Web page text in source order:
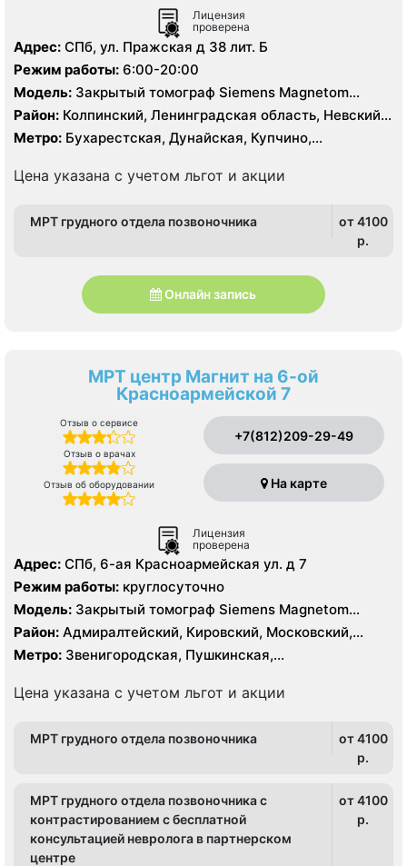
Лицензия
проверена
Адрес: СПб, ул. Пражская д 38 лит. Б
Режим работы: 6:00-20:00
Модель: Закрытый томограф Siemens Magnetom
Symphony 1.5 Тесла
Район: Колпинский, Ленинградская область, Невский,
Фрунзенский
Метро: Бухарестская, Дунайская, Купчино,
Рыбацкое, Улица Дыбенко
Цена указана с учетом льгот и акции
МРТ грудного отдела позвоночника
от 4100
p.
Онлайн запись
МРТ центр Магнит на 6-ой
Красноармейской 7
Отзыв о сервисе
Отзыв о врачах
Отзыв об оборудовании
+7(812)209-29-49
На карте
Лицензия
проверена
Адрес: СПб, 6-ая Красноармейская ул. д 7
Режим работы: круглосуточно
Модель: Закрытый томограф Siemens Magnetom
Symphony 1.5 Тесла, КТ Siemens Somatom Emotion 16
срезов
Район: Адмиралтейский, Кировский, Московский,
Центральный
Метро: Звенигородская, Пушкинская,
Цена указана с учетом льгот и акции
МРТ грудного отдела позвоночника
от 4100
p.
МРТ грудного отдела позвоночника c
контрастированием с бесплатной
консультацией невролога в партнерском
центре
от 4100
p.